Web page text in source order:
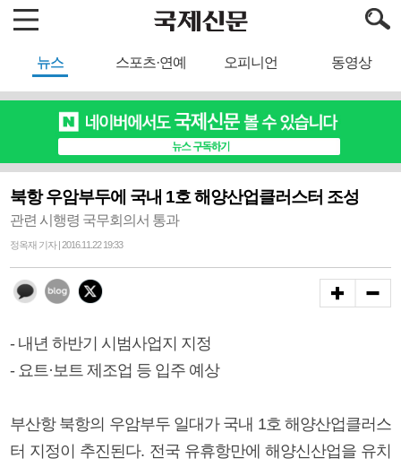
뉴스 스포츠·연예 오피니언 동영상
북항 우암부두에 국내 1호 해양산업클러스터 조성
관련 시행령 국무회의서 통과
정옥재 기자 | 2016.11.22 19:33
- 내년 하반기 시범사업지 지정
- 요트·보트 제조업 등 입주 예상
부산항 북항의 우암부두 일대가 국내 1호 해양산업클러스
터 지정이 추진된다. 전국 유휴항만에 해양신산업을 유치